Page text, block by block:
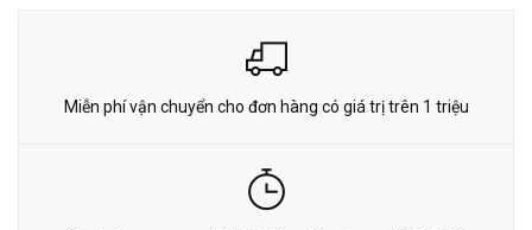
Miễn phí vận chuyển cho đơn hàng có giá trị trên 1 triệu